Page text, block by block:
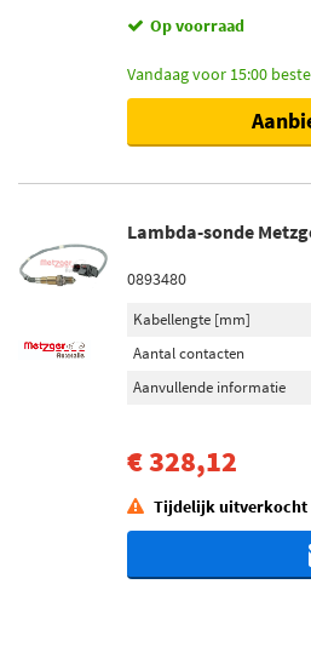
Op voorraad
Vandaag voor 15:00
Lambda-sonde
0893480
Kabellengte [mm]
Aantal contacten
Aanvullende informatie
€ 328,12
Tijdelijk uitverkocht